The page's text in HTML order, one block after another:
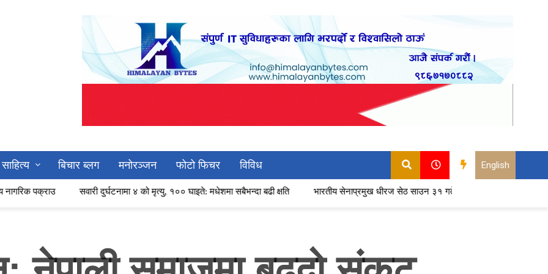
साहित्य बिचार ब्लग मनोरञ्जन फोटो फिचर विविध English
सवारी दुर्घटनामा ४ को मृत्यु, १०० घाइते: मधेशमा सबैभन्दा बढी क्षति भारतीय सेनाप्रमुख धीरज सेठ साउन ३१ गते नेपाल आउने